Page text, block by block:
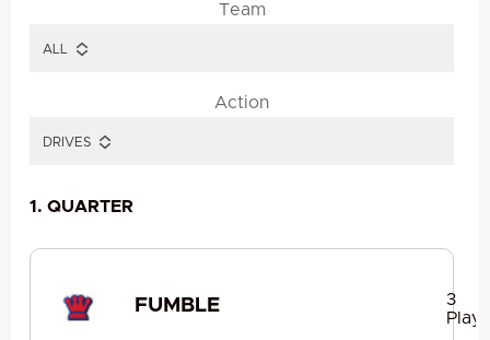
Team
Action
1. QUARTER
FUMBLE
3
Plays